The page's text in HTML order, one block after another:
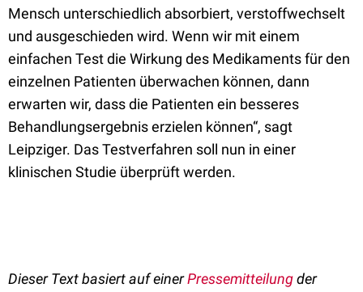
Mensch unterschiedlich absorbiert, verstoffwechselt
und ausgeschieden wird. Wenn wir mit einem
einfachen Test die Wirkung des Medikaments für den
einzelnen Patienten überwachen können, dann
erwarten wir, dass die Patienten ein besseres
Behandlungsergebnis erzielen können“, sagt
Leipziger. Das Testverfahren soll nun in einer
klinischen Studie überprüft werden.
Dieser Text basiert auf einerPressemitteilungder